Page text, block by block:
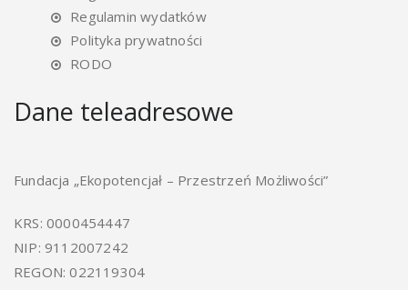
Regulamin wydatków
Polityka prywatności
RODO
Dane teleadresowe
Fundacja „Ekopotencjał – Przestrzeń Możliwości”
KRS: 0000454447
NIP: 9112007242
REGON: 022119304